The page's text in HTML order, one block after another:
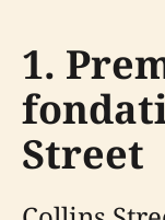
1.
Street